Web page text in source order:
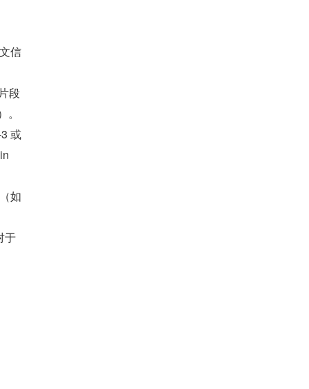
信
段
或
如
于